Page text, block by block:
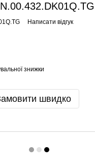
Написати відгук
знижки
швидко